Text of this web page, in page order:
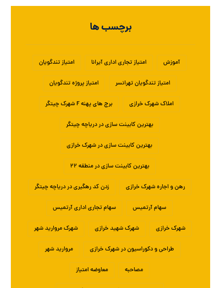
برچسب ها
آموزش امتیاز تجاری اداری آیرانا امتیاز تندگویان
امتیاز تندگویان تهرانسر امتیاز پروژه تندگویان
املاک شهرک خرازی برج های پهنه F شهرک چیتگر
بهترین کابینت سازی در دریاچه چیتگر
بهترین کابینت سازی در شهرک خرازی
بهترین کابینت سازی در منطقه ۲۲
رهن و اجاره شهرک خرازی زدن کد رهگیری در دریاچه چیتگر
سهام آرتمیس سهام تجاری اداری آرتمیس
شهرک خرازی شهرک شهید خرازی شهرک مروارید شهر
طراحی و دکوراسیون در شهرک خرازی مروارید شهر
مصاحبه معاوضه امتیاز